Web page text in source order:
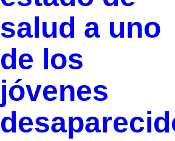
salud a uno
de los
jóvenes